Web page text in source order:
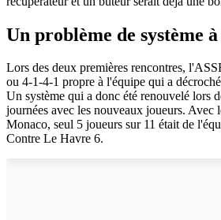
Un problème de système
Lors des deux premières rencontres,
ou 4-1-4-1 propre à l'équipe qui a
Un système qui a donc été renouvelé lors
journées avec les nouveaux joueurs. Avec
Monaco, seul 5 joueurs sur 11 était de
Contre Le Havre 6.